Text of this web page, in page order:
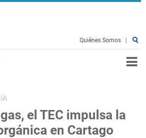
Quiénes Somos
el TEC impulsa la
en Cartago